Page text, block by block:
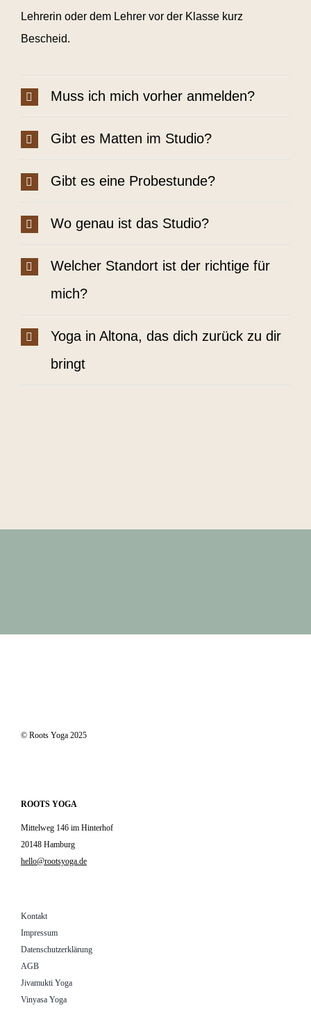
Lehrerin oder dem Lehrer vor der Klasse kurz
Bescheid.
Muss ich mich vorher anmelden?
Gibt es Matten im Studio?
Gibt es eine Probestunde?
Wo genau ist das Studio?
Welcher Standort ist der richtige für
mich?
Yoga in Altona, das dich zurück zu dir
bringt
© Roots Yoga 2025
ROOTS YOGA
Mittelweg 146 im Hinterhof
20148 Hamburg
hello@rootsyoga.de
Kontakt
Impressum
Datenschutzerklärung
AGB
Jivamukti Yoga
Vinyasa Yoga